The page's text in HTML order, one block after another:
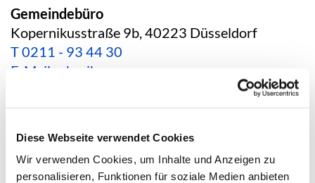
Diese Webseite verwendet Cookies
Wir verwenden Cookies, um Inhalte und Anzeigen zu
personalisieren, Funktionen für soziale Medien anbieten
Gemeindebüro
Kopernikusstraße 9b, 40223 Düsseldorf
T0211 - 93 44 30
E-Mail schreiben
*Aktuelle Hinweise zur Erreichbarkeit findest du
hier*
Spendenkonto
Impressum